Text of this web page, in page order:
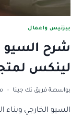
بيزنيس واعمال
شرح السيو
لينكس
بواسطة فريق تك جينا
السيو الخارجي وبناء